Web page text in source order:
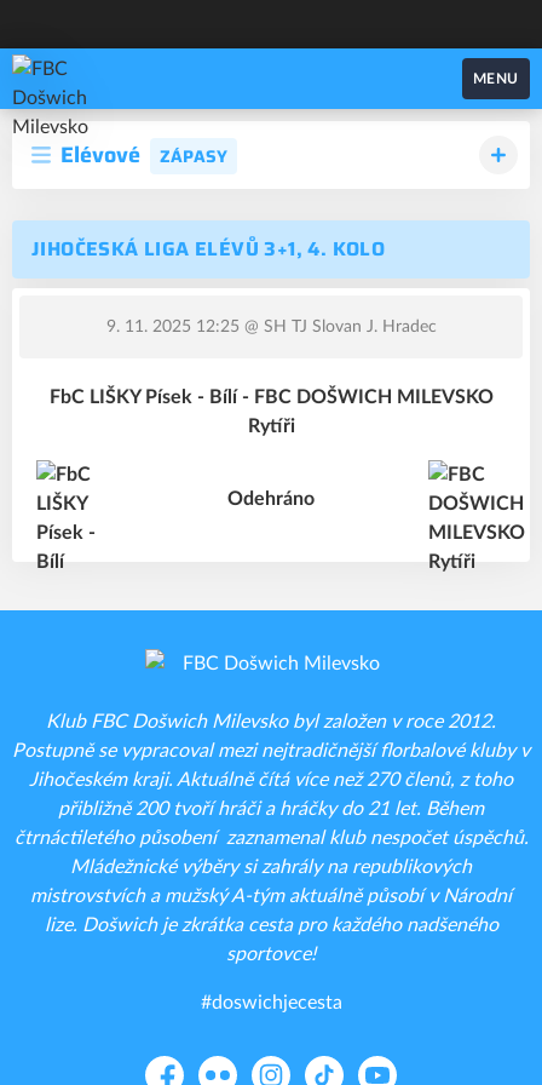
FBC Došwich Milevsko
MENU
Elévové ZÁPASY
JIHOČESKÁ LIGA ELÉVŮ 3+1, 4. KOLO
9. 11. 2025 12:25 @ SH TJ Slovan J. Hradec
FbC LIŠKY Písek - Bílí - FBC DOŠWICH MILEVSKO
Rytíři
Odehráno
Klub FBC Došwich Milevsko byl založen v roce 2012.
Postupně se vypracoval mezi nejtradičnější florbalové kluby v
Jihočeském kraji. Aktuálně čítá více než 270 členů, z toho
přibližně 200 tvoří hráči a hráčky do 21 let. Během
čtrnáctiletého působení zaznamenal klub nespočet úspěchů.
Mládežnické výběry si zahrály na republikových
mistrovstvích a mužský A-tým aktuálně působí v Národní
lize. Došwich je zkrátka cesta pro každého nadšeného
sportovce!
#doswichjecesta